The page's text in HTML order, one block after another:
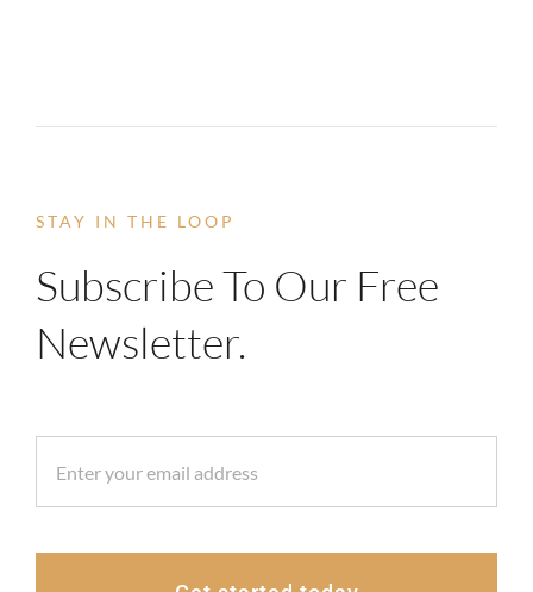
STAY IN THE LOOP
Subscribe To Our Free
Newsletter.